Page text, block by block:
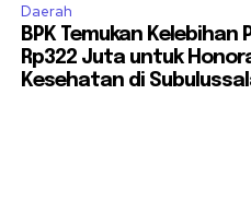
Daerah
BPK Temukan Kelebihan
Rp322 Juta untuk
Kesehatan di